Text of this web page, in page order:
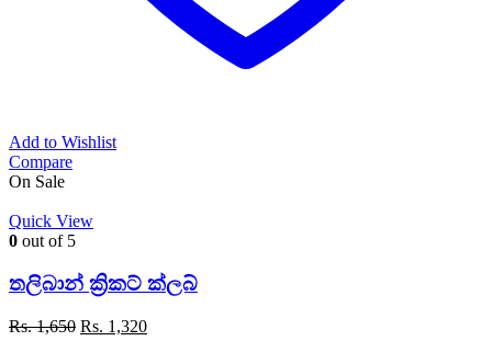
Add to Wishlist
Compare
On Sale
Quick View
0 out of 5
තලිබාන් ක්‍රිකට් ක්ලබ්
Rs.1,650 Original
Rs. 1,320Current